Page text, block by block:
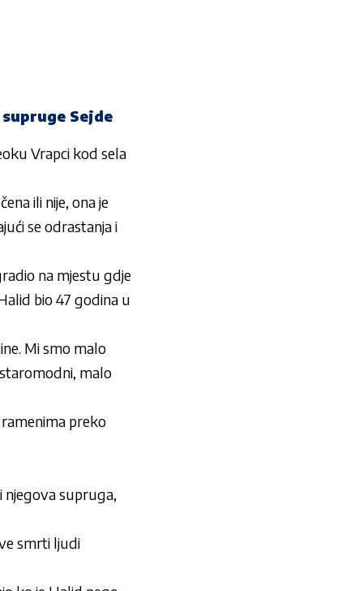
Sejde
Vrapci kod sela
ili nije, ona je
se odrastanja i
na mjestu gdje
bio 47 godina u
Mi smo malo
malo
preko
njegova supruga,
smrti ljudi